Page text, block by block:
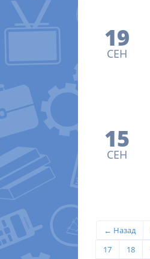
19
СЕН
15
СЕН
← Назад
17
18